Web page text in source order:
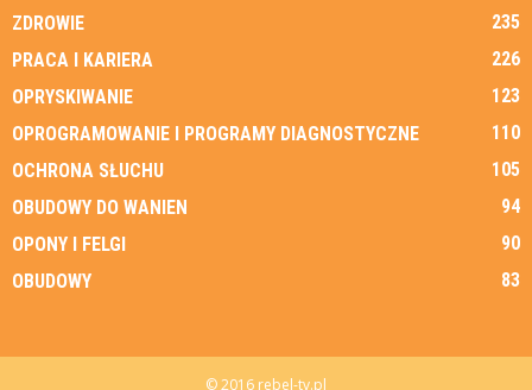
ZDROWIE
235
PRACA I KARIERA
226
OPRYSKIWANIE
123
OPROGRAMOWANIE I PROGRAMY DIAGNOSTYCZNE
110
OCHRONA SŁUCHU
105
OBUDOWY DO WANIEN
94
OPONY I FELGI
90
OBUDOWY
83
© 2016 rebel-tv.pl